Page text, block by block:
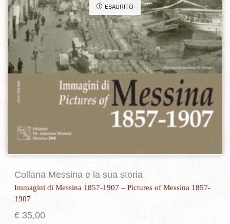
ESAURITO
Collana Messina e la sua storia
Immagini di Messina 1857-1907 – Pictures of Messina 1857-
1907
€ 35,00